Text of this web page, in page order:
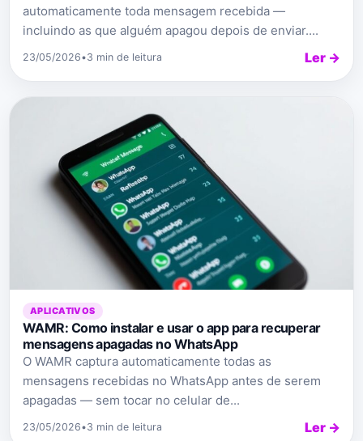
automaticamente toda mensagem recebida —
incluindo as que alguém apagou depois de enviar....
23/05/2026•3 min de leitura Ler →
APLICATIVOS
WAMR: Como instalar e usar o app para recuperar
mensagens apagadas no WhatsApp
O WAMR captura automaticamente todas as
mensagens recebidas no WhatsApp antes de serem
apagadas — sem tocar no celular de...
23/05/2026•3 min de leitura Ler →